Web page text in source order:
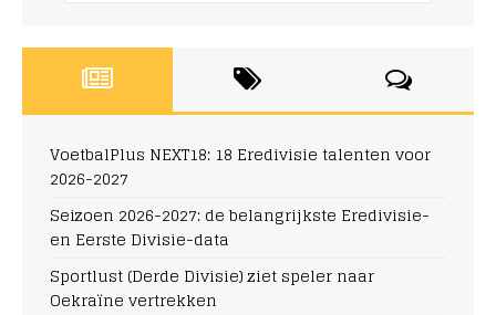
VoetbalPlus NEXT18: 18 Eredivisie talenten voor
2026-2027
Seizoen 2026-2027: de belangrijkste Eredivisie-
en Eerste Divisie-data
Sportlust (Derde Divisie) ziet speler naar
Oekraïne vertrekken